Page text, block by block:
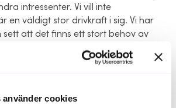
använder cookies
intressenter. Vi vill inte
en väldigt stor drivkraft i sig. Vi har
sett att det finns ett stort behov av
har marknaden också förstått det
på de riktigt stora volymerna och